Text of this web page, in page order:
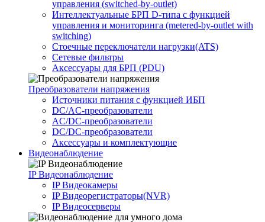
управления (switched-by-outlet)
Интеллектуальные БРП D-типа с функцией
управления и мониторинга (metered-by-outlet with
switching)
Стоечные переключатели нагрузки(ATS)
Сетевые фильтры
Аксессуары для БРП (PDU)
Преобразователи напряжения
Источники питания c функцией ИБП
DC/AC-преобразователи
AC/DC-преобразователи
DC/DC-преобразователи
Аксессуары и комплектующие
Видеонаблюдение
IP Видеонаблюдение
IP Видеокамеры
IP Видеорегистраторы(NVR)
IP Видеосерверы